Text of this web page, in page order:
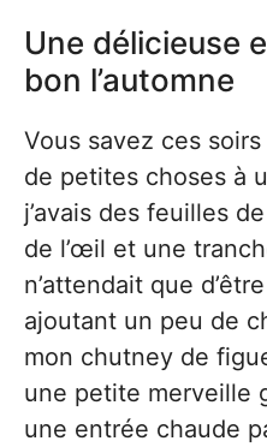
Une délicieuse
bon l’automne
Vous savez ces
de petites choses à
j’avais des feuilles
de l’œil et une
n’attendait que
ajoutant un peu de
mon chutney de
une petite merveille
une entrée chaude